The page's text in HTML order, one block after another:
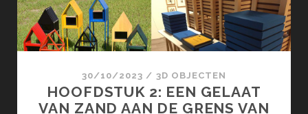
30/10/2023 / 3D OBJECTEN
HOOFDSTUK 2: EEN GELAAT
VAN ZAND AAN DE GRENS VAN